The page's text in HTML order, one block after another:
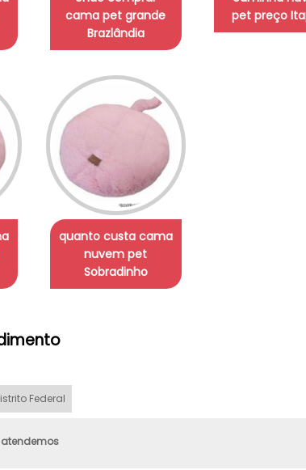
cama pet grande
Brazlândia
pet preço
quanto custa cama
nuvem pet
Sobradinho
Federal
atendemos